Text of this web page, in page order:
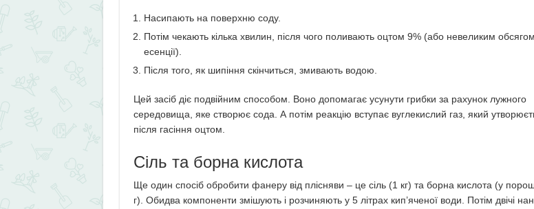
Насипають на поверхню соду.
Потім чекають кілька хвилин, після чого поливають оцтом 9% (або невеликим обсягом
есенції).
Після того, як шипіння скінчиться, змивають водою.
Цей засіб діє подвійним способом. Воно допомагає усунути грибки за рахунок лужного
середовища, яке створює сода. А потім реакцію вступає вуглекислий газ, який
після гасіння оцтом.
Сіль та борна кислота
Ще один спосіб обробити фанеру від плісняви – це сіль (1 кг) та борна кислота (у
г). Обидва компоненти змішують і розчиняють у 5 літрах кип’яченої води. Потім двічі